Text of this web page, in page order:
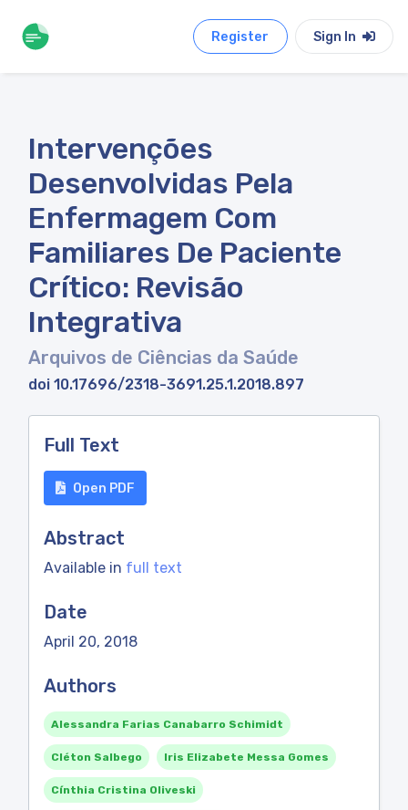
Register Sign In
Intervenções
Desenvolvidas Pela
Enfermagem Com
Familiares De Paciente
Crítico: Revisão
Integrativa
Arquivos de Ciências da Saúde
doi 10.17696/2318-3691.25.1.2018.897
Full Text
Open PDF
Abstract
Available in full text
Date
April 20, 2018
Authors
Alessandra Farias Canabarro Schimidt
Cléton Salbego Iris Elizabete Messa Gomes
Cínthia Cristina Oliveski